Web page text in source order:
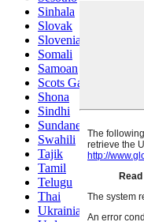
Sinhala
Slovak
Slovenian
Somali
Samoan
Scots Gaelic
Shona
Sindhi
Sundanese
Swahili
Tajik
Tamil
Telugu
Thai
Ukrainian